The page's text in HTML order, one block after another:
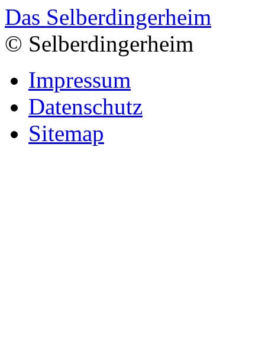
Das Selberdingerheim
© Selberdingerheim
Impressum
Datenschutz
Sitemap